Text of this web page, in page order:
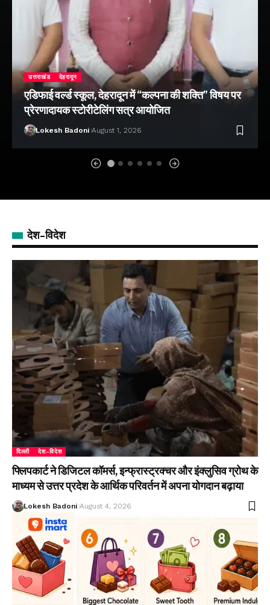
उत्तराखंड देहरादून
एडिफाई वर्ल्ड स्कूल, देहरादून में “कल्पना की शक्ति” विषय पर
प्रेरणादायक स्टोरीटेलिंग सत्र आयोजित
Lokesh Badoni August 1, 2026
देश-विदेश
दिल्ली देश-विदेश
फ्लिपकार्ट ने डिजिटल कॉमर्स, इन्फ्रास्ट्रक्चर और इंक्लुसिव ग्रोथ के
माध्यम से उत्तर प्रदेश के आर्थिक परिवर्तन में अपना योगदान बढ़ाया
Lokesh Badoni August 4, 2026